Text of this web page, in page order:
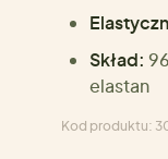
Skład:
elastan
Kod produktu: